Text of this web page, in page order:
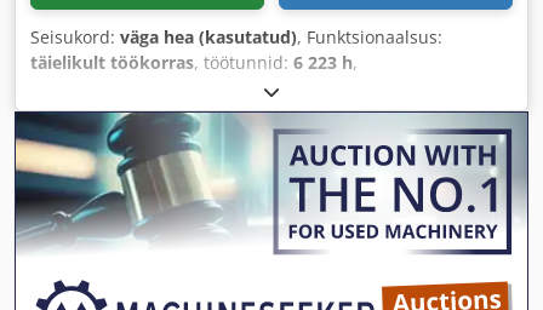
Seisukord: väga hea (kasutatud), Funktsionaalsus:
täielikult töökorras, töötunnid: 6 223 h,